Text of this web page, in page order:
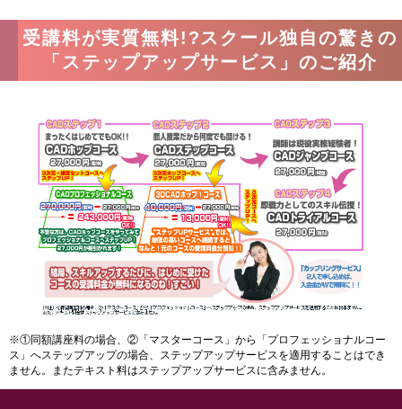
受講料が実質無料!?スクール独自の驚きの
「ステップアップサービス」のご紹介
※①同額講座料の場合、②「マスターコース」から「プロフェッショナルコー
ス」へステップアップの場合、ステップアップサービスを適用することはでき
ません。またテキスト料はステップアップサービスに含みません。